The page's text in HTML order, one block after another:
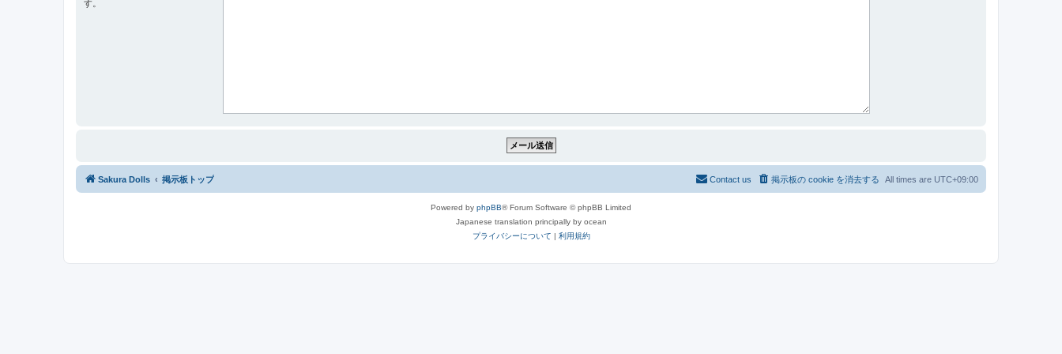
す。
Sakura Dolls 掲示板トップ All times are UTC+09:00
掲示板の cookie を消去する
Contact us
Powered by phpBB® Forum Software © phpBB Limited
Japanese translation principally by ocean
プライバシーについて | 利用規約